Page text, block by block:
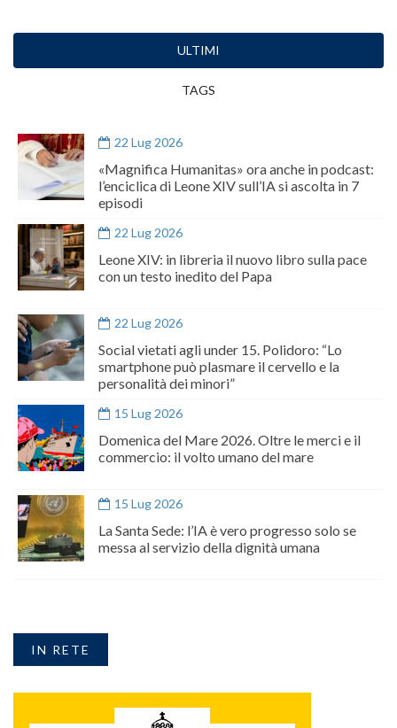
ULTIMI
TAGS
22 Lug 2026
«Magnifica Humanitas» ora anche in podcast:
l’enciclica di Leone XIV sull’IA si ascolta in 7
episodi
22 Lug 2026
Leone XIV: in libreria il nuovo libro sulla pace
con un testo inedito del Papa
22 Lug 2026
Social vietati agli under 15. Polidoro: “Lo
smartphone può plasmare il cervello e la
personalità dei minori”
15 Lug 2026
Domenica del Mare 2026. Oltre le merci e il
commercio: il volto umano del mare
15 Lug 2026
La Santa Sede: l’IA è vero progresso solo se
messa al servizio della dignità umana
IN RETE